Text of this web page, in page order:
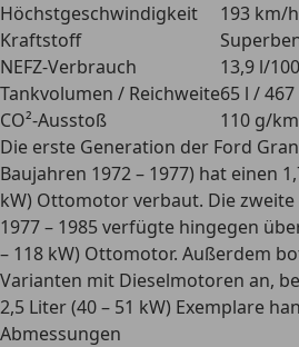
Höchstgeschwindigkeit
193 km/h
Kraftstoff
NEFZ-Verbrauch
13,9 l/
Tankvolumen / Reichweite65 l /
CO²-Ausstoß
110 g/km
Die erste Generation der Ford
Baujahren 1972 – 1977) hat einen
kW) Ottomotor verbaut. Die zweite
1977 – 1985 verfügte hingegen
– 118 kW) Ottomotor. Außerdem
Varianten mit Dieselmotoren an,
2,5 Liter (40 – 51 kW) Exemplare
Abmessungen